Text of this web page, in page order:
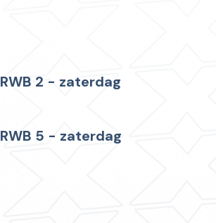
RWB 2 - zaterdag
RWB 5 - zaterdag